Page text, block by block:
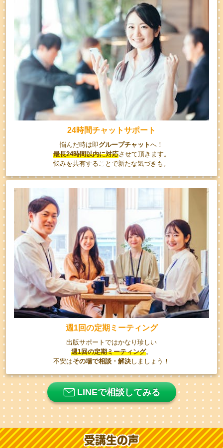
24時間チャットサポート
悩んだ時は即グループチャットへ！
最長24時間以内に対応させて頂きます。
悩みを共有することで新たな気づきも。
週1回の定期ミーティング
出版サポートではかなり珍しい
週1回の定期ミーティング。
不安はその場で相談・解決しましょう！
LINEで相談してみる
受講生の声